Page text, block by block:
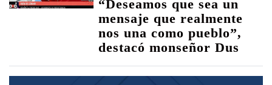
“Deseamos que sea un
mensaje que realmente
nos una como pueblo”,
destacó monseñor Dus